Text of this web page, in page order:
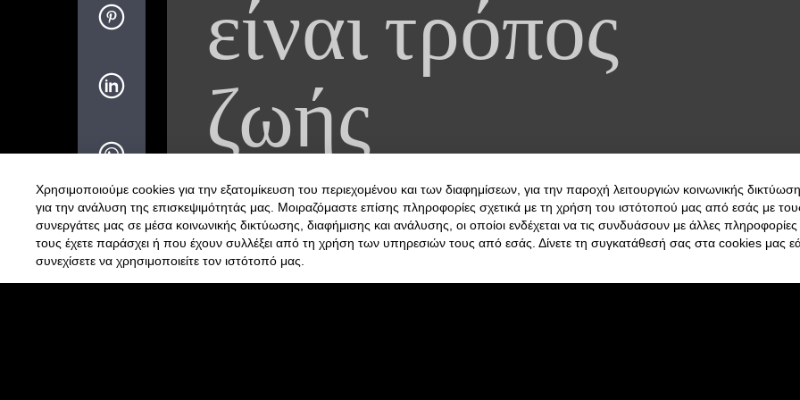
είναι τρόπος
ζωής
Χρησιμοποιούμε cookies για την εξατομίκευση του περιεχομένου και των διαφημίσεων, για την παροχή λειτουργιών κοινωνικής
για την ανάλυση της επισκεψιμότητάς μας. Μοιραζόμαστε επίσης πληροφορίες σχετικά με τη χρήση του ιστότοπού μας από εσάς με
συνεργάτες μας σε μέσα κοινωνικής δικτύωσης, διαφήμισης και ανάλυσης, οι οποίοι ενδέχεται να τις συνδυάσουν με άλλες
τους έχετε παράσχει ή που έχουν συλλέξει από τη χρήση των υπηρεσιών τους από εσάς. Δίνετε τη συγκατάθεσή σας στα cookies μας
συνεχίσετε να χρησιμοποιείτε τον ιστότοπό μας.